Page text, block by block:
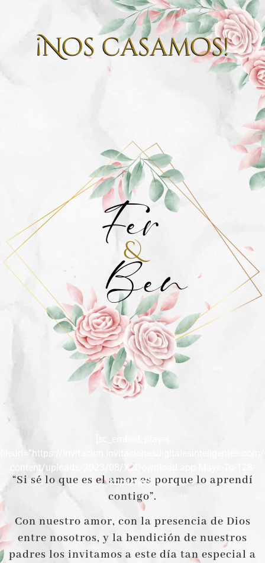
¡Nos casamos!
Fer
&
Ben
fileurl=”https://
content/uploads/2023/08/X2Download.app-Maye-Tu-128-
kbps.mp3″]
“Si sé lo que es el amor es porque lo aprendí
contigo”.
Con nuestro amor, con la presencia de Dios
entre nosotros, y la bendición de nuestros
padres los invitamos a este día tan especial a